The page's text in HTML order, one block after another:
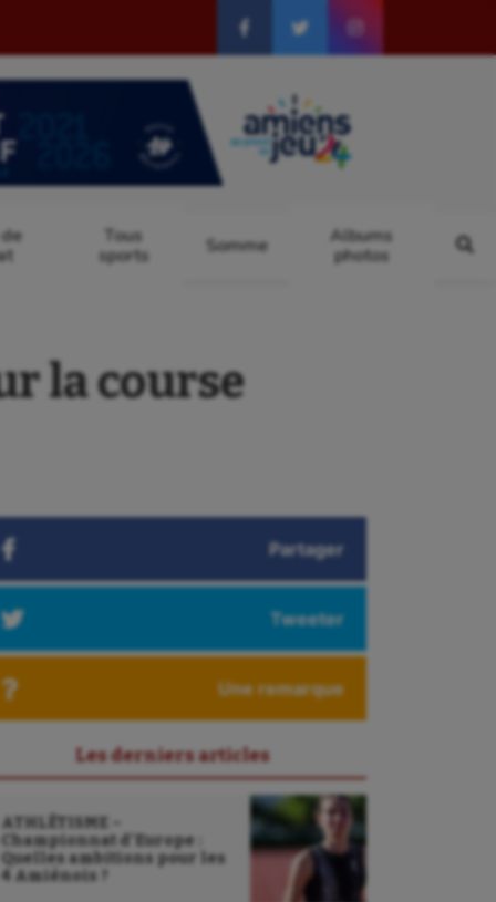
Tous
sports
Somme
Albums
photos
la course
Partager
Tweeter
Une remarque
Les derniers articles
ATHLÉTISME –
Championnat d’Europe :
Quelles ambitions pour les
4 Amiénois ?